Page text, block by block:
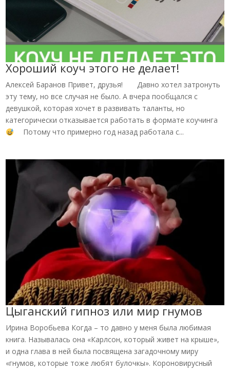
Хороший коуч этого не делает!
Алексей Баранов Привет, друзья!⁣⁣⠀ ⁣⁣⠀ Давно хотел затронуть
эту тему, но все случая не было. А вчера пообщался с
девушкой, которая хочет в развивать таланты, но
категорически отказывается работать в формате коучинга
⁣⁣⠀ Потому что примерно год назад работала с...
Цыганский гипноз или мир гнумов
Ирина Воробьева Когда – то давно у меня была любимая
книга. Называлась она «Карлсон, который живет на крыше»,
и одна глава в ней была посвящена загадочному миру
«гнумов, которые тоже любят булочкы». Короновирусный